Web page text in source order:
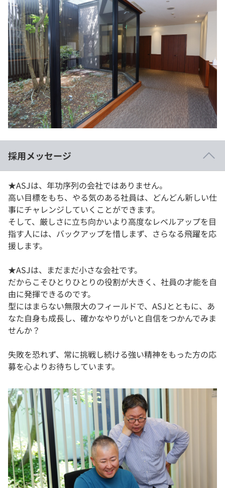
採用メッセージ
★ASJは、年功序列の会社ではありません。
高い目標をもち、やる気のある社員は、どんどん新しい仕
事にチャレンジしていくことができます。
そして、厳しさに立ち向かいより高度なレベルアップを目
指す人には、バックアップを惜しまず、さらなる飛躍を応
援します。
★ASJは、まだまだ小さな会社です。
だからこそひとりひとりの役割が大きく、社員の才能を自
由に発揮できるのです。
型にはまらない無限大のフィールドで、ASJとともに、あ
なた自身も成長し、確かなやりがいと自信をつかんでみま
せんか？
失敗を恐れず、常に挑戦し続ける強い精神をもった方の応
募を心よりお待ちしています。